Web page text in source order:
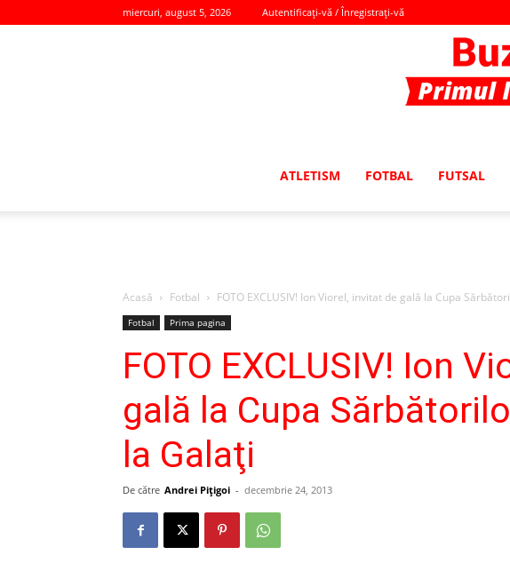
miercuri, august 5, 2026 Autentificați-vă / Înregistrați-vă
ATLETISM FOTBAL FUTSAL
Acasă Fotbal FOTO EXCLUSIV! Ion Viorel, invitat de gală la Cupa
Fotbal Prima pagina
FOTO EXCLUSIV! Ion
gală la Cupa
la Galaţi
De către Andrei Pițigoi - decembrie 24, 2013